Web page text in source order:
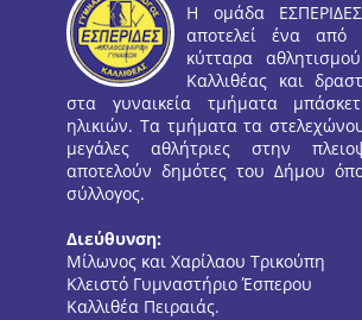
Η ομάδα
αποτελεί ένα από
κύτταρα
Καλλιθέας και
στα γυναικεία τμήματα
ηλικιών. Τα τμήματα τα
μεγάλες αθλήτριες στην
αποτελούν δημότες του Δήμου
σύλλογος.
Διεύθυνση:
Μίλωνος και Χαρίλαου Τρικούπη
Κλειστό Γυμναστήριο Έσπερου
Καλλιθέα Πειραιάς.